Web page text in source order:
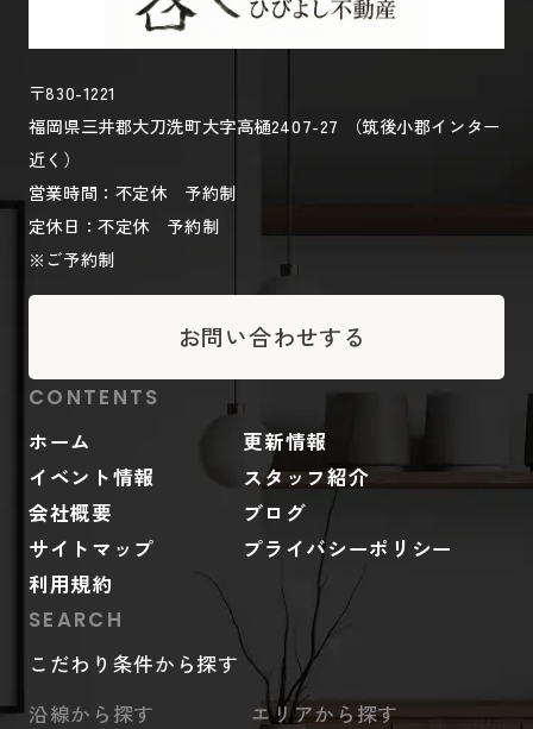
〒830-1221
福岡県三井郡大刀洗町大字高樋2407-27 （筑後小郡インター
近く）
営業時間：不定休 予約制
定休日：不定休 予約制
※ご予約制
お問い合わせする
CONTENTS
ホーム
更新情報
イベント情報
スタッフ紹介
会社概要
ブログ
サイトマップ
プライバシーポリシー
利用規約
SEARCH
こだわり条件から探す
沿線から探す
エリアから探す